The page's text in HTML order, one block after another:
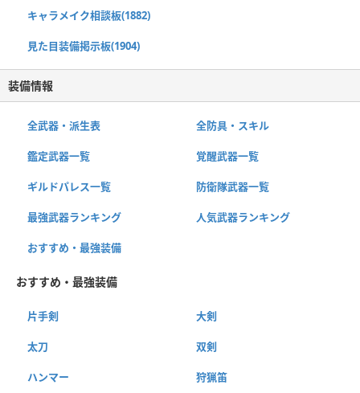
キャラメイク相談板(1882)
見た目装備掲示板(1904)
装備情報
全武器・派生表 全防具・スキル
鑑定武器一覧 覚醒武器一覧
ギルドパレス一覧 防衛隊武器一覧
最強武器ランキング 人気武器ランキング
おすすめ・最強装備
おすすめ・最強装備
片手剣 大剣
太刀 双剣
ハンマー 狩猟笛